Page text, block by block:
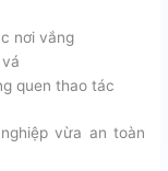
nơi vắng
quen thao tác
vừa an toàn